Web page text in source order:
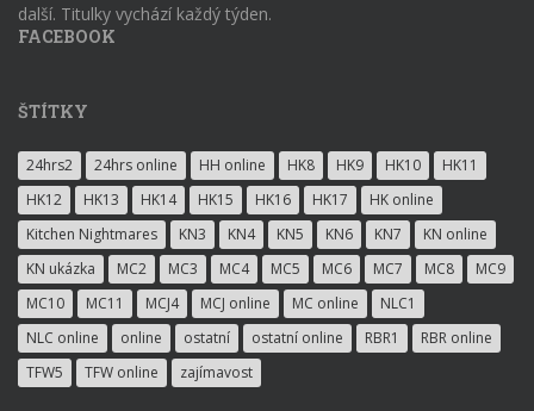
další. Titulky vychází každý týden.
FACEBOOK
ŠTÍTKY
24hrs2 24hrs online HH online HK8 HK9 HK10
HK11
HK12
HK13 HK14 HK15 HK16 HK17
HK online
Kitchen Nightmares
KN3 KN4 KN5 KN6 KN7
KN online
KN ukázka
MC2 MC3 MC4 MC5 MC6 MC7 MC8
MC9
MC10
MC11 MCJ4 MCJ online MC online
NLC1
NLC online
online ostatní ostatní online RBR1
RBR online
TFW5
TFW online zajímavost